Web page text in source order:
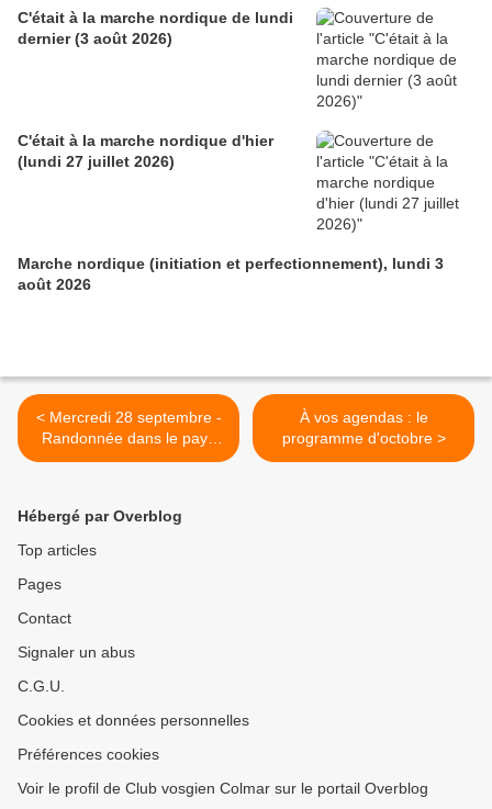
C'était à la marche nordique de lundi
dernier (3 août 2026)
C'était à la marche nordique d'hier
(lundi 27 juillet 2026)
Marche nordique (initiation et perfectionnement), lundi 3
août 2026
< Mercredi 28 septembre -
Randonnée dans le pays
welche, de Fréland à
À vos agendas : le
programme d'octobre >
Hébergé par Overblog
Top articles
Pages
Contact
Signaler un abus
C.G.U.
Cookies et données personnelles
Préférences cookies
Voir le profil de Club vosgien Colmar sur le portail Overblog